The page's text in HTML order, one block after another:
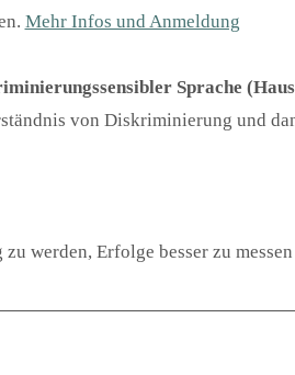
Mehr Infos und Anmeldung
Sprache (Haus
von Diskriminierung und
werden, Erfolge besser zu